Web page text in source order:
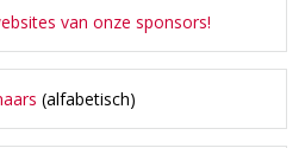
van onze sponsors!
(alfabetisch)